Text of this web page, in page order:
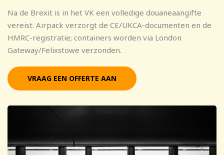
Na de Brexit is in het VK een volledige douaneaangifte
vereist. Airpack verzorgt de CE/UKCA-documenten en de
HMRC-registratie; containers worden via London
Gateway/Felixstowe verzonden.
VRAAG EEN OFFERTE AAN